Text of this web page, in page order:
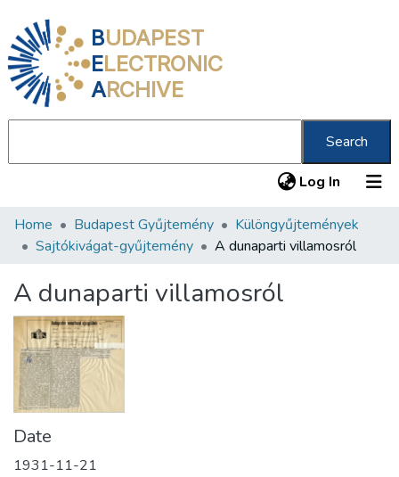
BUDAPEST
ELECTRONIC
ARCHIVE
Search
Log In (current)
Communities & Collections
Statistics
About us
Home Budapest Gyűjtemény
Különgyűjtemények
Sajtókivágat-gyűjtemény
A dunaparti villamosról
A dunaparti villamosról
Date
1931-11-21